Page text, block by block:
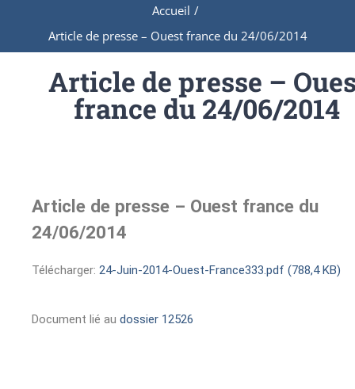
Accueil /
Article de presse – Ouest france du 24/06/2014
Article de presse –
france du 24/06/2014
Article de presse – Ouest france du
24/06/2014
Télécharger: 24-Juin-2014-Ouest-France333.pdf (788,4 KB)
Document lié au dossier 12526